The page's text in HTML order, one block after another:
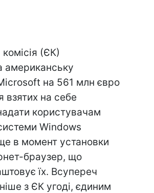
(ЄК)
американську
на 561 млн євро
взятих на себе
користувачам
Windows
в момент установки
браузер, що
їх. Всупереч
з ЄК угоді, єдиним